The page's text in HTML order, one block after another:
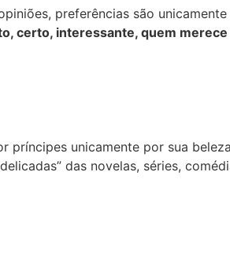
preferências são
certo, interessante, quem merece
príncipes unicamente por sua
das novelas, séries,